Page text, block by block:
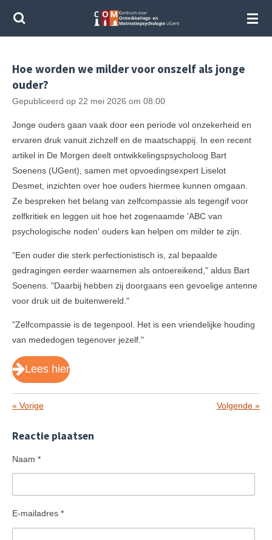
Ga
hoofdinhoud
Hoe worden we milder voor onszelf als jonge
ouder?
Gepubliceerd op 22 mei 2026 om 08:00
Jonge ouders gaan vaak door een periode vol onzekerheid en
ervaren druk vanuit zichzelf en de maatschappij. In een recent
artikel in De Morgen deelt ontwikkelingspsycholoog Bart
Soenens (UGent), samen met opvoedingsexpert Liselot
Desmet, inzichten over hoe ouders hiermee kunnen omgaan.
Ze bespreken het belang van zelfcompassie als tegengif voor
zelfkritiek en leggen uit hoe het zogenaamde 'ABC van
psychologische noden' ouders kan helpen om milder te zijn.
"Een ouder die sterk perfectionistisch is, zal bepaalde
gedragingen eerder waarnemen als ontoereikend," aldus Bart
Soenens. "Daarbij hebben zij doorgaans een gevoelige antenne
voor druk uit de buitenwereld."
"Zelfcompassie is de tegenpool. Het is een vriendelijke houding
van mededogen tegenover jezelf."
Lees hier
« Vorige Volgende »
Reactie plaatsen
Naam *
E-mailadres *